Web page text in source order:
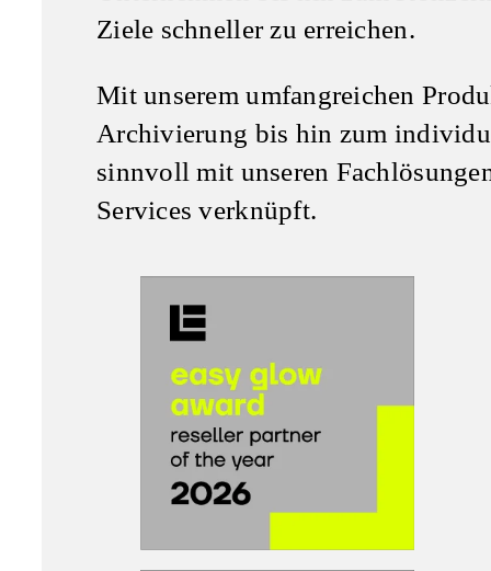
Ziele schneller zu erreichen.
Mit unserem umfangreichen
Archivierung bis hin zum
sinnvoll mit unseren
Services verknüpft.